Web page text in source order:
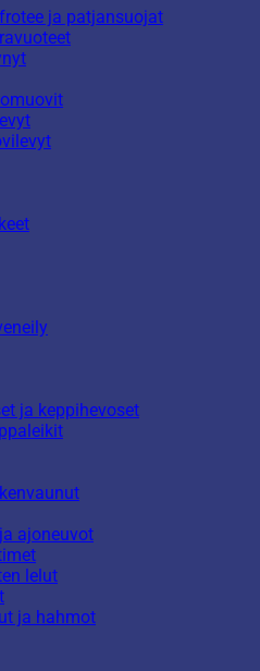
ja patjansuojat
ja keppihevoset
ajoneuvot
lelut
ja hahmot